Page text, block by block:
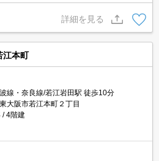
詳細を見る
江本町
線・奈良線/若江岩田駅 徒歩10分
大阪市若江本町２丁目
4階建